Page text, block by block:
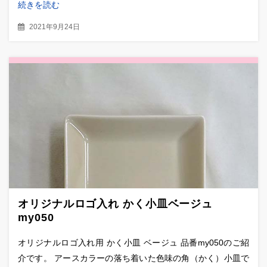
続きを読む
2021年9月24日
オリジナルロゴ入れ かく小皿ベージュ
my050
オリジナルロゴ入れ用 かく小皿 ベージュ 品番my050のご紹
介です。 アースカラーの落ち着いた色味の角（かく）小皿で